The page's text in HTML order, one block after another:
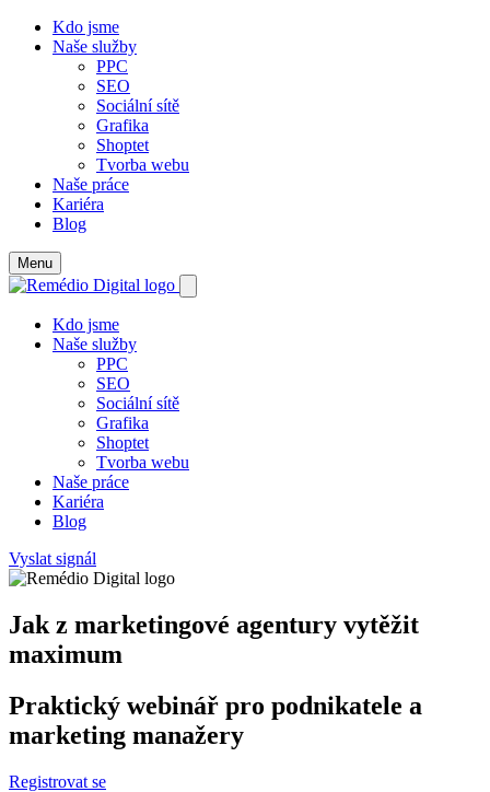
Kdo jsme
Naše služby
PPC
SEO
Sociální sítě
Grafika
Shoptet
Tvorba webu
Naše práce
Kariéra
Blog
Menu
Kdo jsme
Naše služby
PPC
SEO
Sociální sítě
Grafika
Shoptet
Tvorba webu
Naše práce
Kariéra
Blog
Vyslat signál
Jak z marketingové agentury vytěžit
maximum
Praktický webinář pro podnikatele a
marketing manažery
Registrovat se